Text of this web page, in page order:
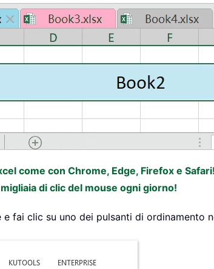
come con Chrome, Edge, Firefox e Safari!
di clic del mouse ogni giorno!
fai clic su uno dei pulsanti di ordinamento